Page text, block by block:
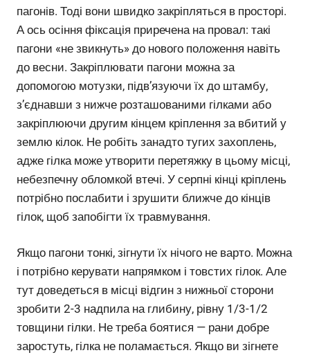
пагонів. Тоді вони швидко закріпляться в просторі.
А ось осіння фіксація приречена на провал: такі
пагони «не звикнуть» до нового положення навіть
до весни. Закріплювати пагони можна за
допомогою мотузки, підв’язуючи їх до штамбу,
з’єднавши з нижче розташованими гілками або
закріплюючи другим кінцем кріплення за вбитий у
землю кілок. Не робіть занадто тугих захоплень,
адже гілка може утворити перетяжку в цьому місці,
небезпечну обломкой втечі. У серпні кінці кріплень
потрібно послабити і зрушити ближче до кінців
гілок, щоб запобігти їх травмування.
Якщо пагони тонкі, зігнути їх нічого не варто. Можна
і потрібно керувати напрямком і товстих гілок. Але
тут доведеться в місці відгин з нижньої сторони
зробити 2-3 надпила на глибину, рівну 1/3-1/2
товщини гілки. Не треба боятися — рани добре
заростуть, гілка не поламається. Якщо ви зігнете